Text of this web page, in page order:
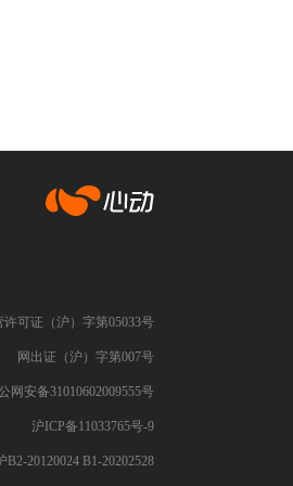
可证（沪）字第05033号
网出证（沪）字第007号
网安备31010602009555号
沪ICP备11033765号-9
B2-20120024 B1-20202528
心动网络